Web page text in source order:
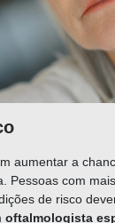
aumentar a
Pessoas com
de risco
oftalmologista